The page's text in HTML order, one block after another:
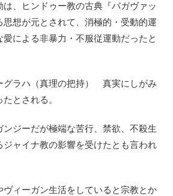
は、ヒンドゥー教の古典『バガヴァッ
思想が元とされて、消極的・受動的運
による非暴力・不服従運動だったと
グラハ（真理の把持） 真実にしがみ
とされる。
ンジーだが極端な苦行、禁欲、不殺生
ジャイナ教の影響を受けたとも言われ
ィーガン生活をしていると宗教とか